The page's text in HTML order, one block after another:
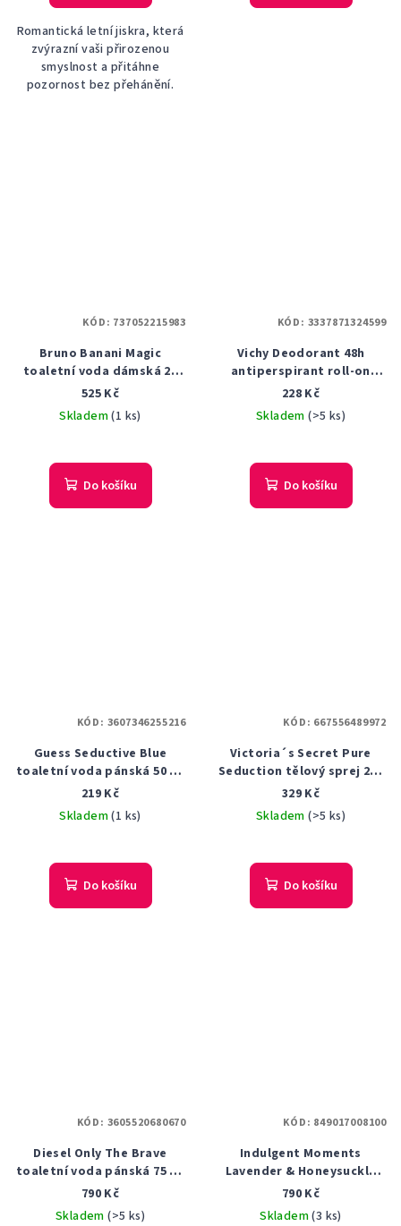
Romantická letní jiskra, která
zvýrazní vaši přirozenou
smyslnost a přitáhne
pozornost bez přehánění.
Bruno Banani Magic
toaletní voda dámská 20
ml
525 Kč
Skladem(1 ks)
Do košíku
KÓD: 737052215983
Vichy Deodorant 48h
antiperspirant roll-on
proti bílým a žlutým
skvrnám 50 ml
228 Kč
Skladem(>5 ks)
Do košíku
KÓD: 3337871324599
Guess Seductive Blue
toaletní voda pánská 50 ml
tester
219 Kč
Skladem(1 ks)
Do košíku
KÓD: 3607346255216
Victoria´s Secret Pure
Seduction tělový sprej 250
ml
329 Kč
Skladem(>5 ks)
Do košíku
KÓD: 667556489972
Diesel Only The Brave
toaletní voda pánská 75 ml
tester
790 Kč
Skladem(>5 ks)
KÓD: 3605520680670
Indulgent Moments
Lavender & Honeysuckle
PARFÉMOVANÁ VODA
DÁMSKÁ 125 ML
790 Kč
Skladem(3 ks)
KÓD: 849017008100